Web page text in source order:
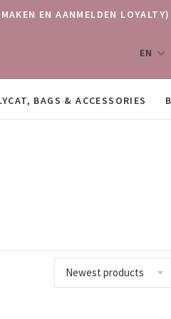
EN AANMELDEN LOYALTY)
EN
BAGS & ACCESSORIES
Newest products